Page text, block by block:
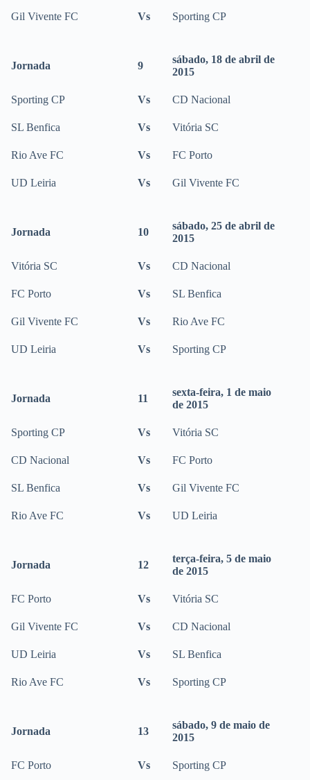
Gil Vivente FC Vs Sporting CP
Jornada 9
sábado, 18 de abril de
2015
Sporting CP Vs CD Nacional
SL Benfica Vs Vitória SC
Rio Ave FC Vs FC Porto
UD Leiria Vs Gil Vivente FC
Jornada 10
sábado, 25 de abril de
2015
Vitória SC Vs CD Nacional
FC Porto Vs SL Benfica
Gil Vivente FC Vs Rio Ave FC
UD Leiria Vs Sporting CP
Jornada 11
sexta-feira, 1 de maio
de 2015
Sporting CP Vs Vitória SC
CD Nacional Vs FC Porto
SL Benfica Vs Gil Vivente FC
Rio Ave FC Vs UD Leiria
Jornada 12
terça-feira, 5 de maio
de 2015
FC Porto Vs Vitória SC
Gil Vivente FC Vs CD Nacional
UD Leiria Vs SL Benfica
Rio Ave FC Vs Sporting CP
Jornada 13
sábado, 9 de maio de
2015
FC Porto Vs Sporting CP